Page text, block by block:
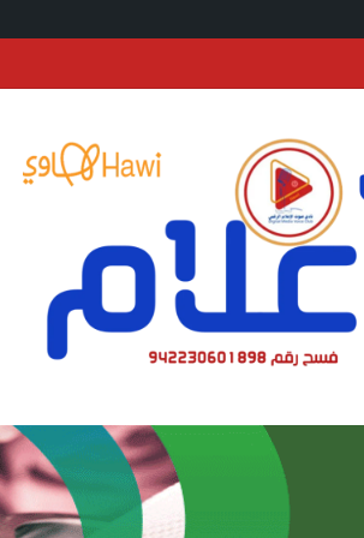
وتركيا وباكستان احتفاءً بتوقيع “اتفاقية مكة